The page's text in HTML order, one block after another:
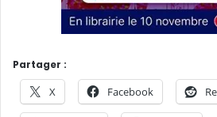
Partager :
X Facebook